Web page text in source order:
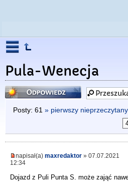
Pula-Wenecja
Odpowiedz
Posty: 61 » pierwszy nieprzeczytany
napisał(a) maxredaktor » 07.07.2021
12:34
Dojazd z Puli Punta S. może zająć